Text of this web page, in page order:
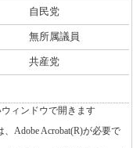
自民党
無所属議員
共産党
ィンドウで開きます
Adobe Acrobat(R)が必要で